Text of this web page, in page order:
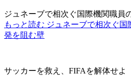
ジュネーブで相次ぐ国際機関職
もっと読む ジュネーブで相次ぐ
発を阻む壁
サッカーを救え、FIFAを解体せよ